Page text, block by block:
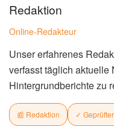
Redaktion
Online-Redakteur
Unser erfahrenes
verfasst täglich aktuelle
Hintergrundberichte zu
📰 Redaktion ✓